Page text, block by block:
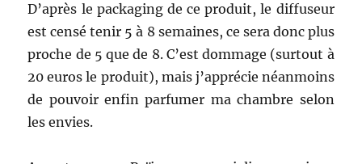
D’après le packaging de ce produit, le diffuseur
est censé tenir 5 à 8 semaines, ce sera donc plus
proche de 5 que de 8. C’est dommage (surtout à
20 euros le produit), mais j’apprécie néanmoins
de pouvoir enfin parfumer ma chambre selon
les envies.